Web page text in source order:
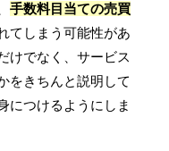
手数料目当ての売買
てしまう可能性があ
けでなく、サービス
をきちんと説明して
につけるようにしま